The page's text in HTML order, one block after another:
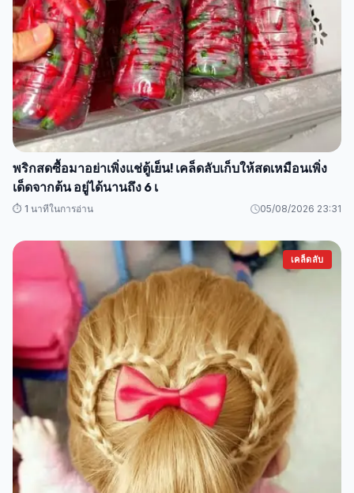
พริกสดซื้อมาอย่าเพิ่งแช่ตู้เย็น! เคล็ดลับเก็บให้สดเหมือนเพิ่ง
เด็ดจากต้น อยู่ได้นานถึง 6 เ
⏱️ 1 นาทีในการอ่าน 05/08/2026 23:31
เคล็ดลับ